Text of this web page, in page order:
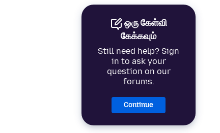
ஒரு கேள்வி
கேக்கவும்
Still need help? Sign
in to ask your
question on our
forums.
Continue